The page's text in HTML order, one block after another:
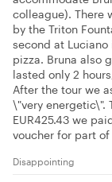
colleague). There
by the Triton
second at
pizza. Bruna also
lasted only 2
After the tour we
\"very energetic\".
EUR425.43 we
voucher for part
Disappointing